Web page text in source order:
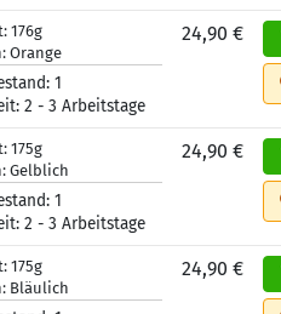
176g
Orange
1
2 - 3 Arbeitstage
24,90 €
175g
Gelblich
1
2 - 3 Arbeitstage
24,90 €
175g
Bläulich
24,90 €